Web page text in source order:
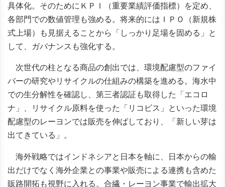
具体化。そのためにＫＰＩ（重要業績評価指標）を定め、
各部門での数値管理も強める。将来的にはＩＰＯ（新規株
式上場）も見据えることから「しっかり足場を固める」と
して、ガバナンスも強化する。
次世代の柱となる商品の創出では、環境配慮型のファイ
バーの研究やリサイクルの仕組みの構築を進める。海水中
での生分解性を確認し、第三者認証も取得した「エコロ
ナ」、リサイクル原料を使った「リコビス」といった環境
配慮型のレーヨンでは販売を伸ばしており、「新しい芽は
出てきている」。
海外戦略ではインドネシアと日本を軸に、日本からの輸
出だけでなく海外企業との事業や販売による連携も含めた
販路開拓も視野に入れる。合繊・レーヨン事業で輸出拡大